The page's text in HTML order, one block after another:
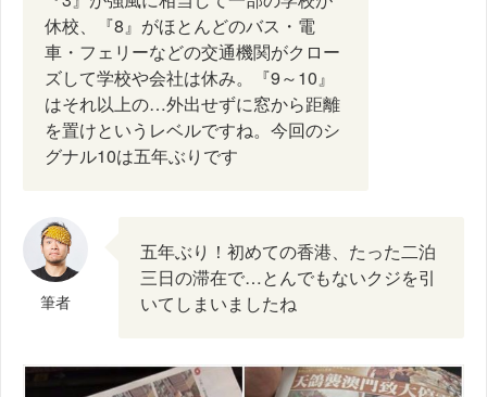
休校、『8』がほとんどのバス・電
車・フェリーなどの交通機関がクロー
ズして学校や会社は休み。『9～10』
はそれ以上の…外出せずに窓から距離
を置けというレベルですね。今回のシ
グナル10は五年ぶりです
筆者
五年ぶり！初めての香港、たった二泊
三日の滞在で…とんでもないクジを引
いてしまいましたね